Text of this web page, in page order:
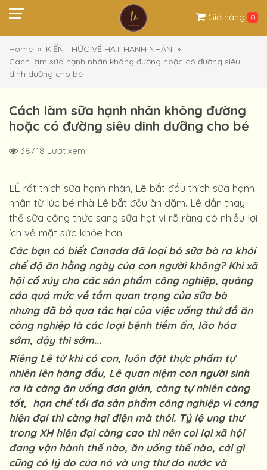
Giỏ hàng 0
Home
KIẾN THỨC VỀ HẠT HẠNH NHÂN
Cách làm sữa hạnh nhân không đường hoặc có đường siêu
dinh dưỡng cho bé
Cách làm sữa hạnh nhân không đường
hoặc có đường siêu dinh dưỡng cho bé
38718 Lượt xem
LÊ rất thích sữa hạnh nhân, Lê bắt đầu thích sữa hạnh
nhân từ lúc bé nhà Lê bắt đầu ăn dặm. Lê dần thay
thế sữa công thức sang sữa hạt vì rõ ràng có nhiều lợi
ích về mặt sức khỏe hơn.
Các bạn có biết Canada đã loại bỏ sữa bò ra khỏi
chế độ ăn hằng ngày của con người không? Khi xã
hội cổ xúy cho các sản phẩm công nghiệp, quảng
cáo quá mức về tầm quan trọng của sữa bò
nhưng đã bỏ qua tác hại của việc uống thứ đồ ăn
công nghiệp là các loại bệnh tiềm ẩn, lão hóa
sớm, dậy thì sớm...
Riêng Lê từ khi có con, luôn đặt thực phẩm tự
nhiên lên hàng đầu, Lê quan niệm con người sinh
ra là càng ăn uống đơn giản, càng tự nhiên càng
tốt, hạn chế tối đa sản phẩm công nghiệp vì càng
hiện đại thì càng hại điện mà thôi. Tỷ lệ ung thư
trong XH hiện đại càng cao thì nên coi lại xã hội
đang vận hành thế nào, ăn uống thế nào, cái gì
cũng có lý do của nó và ung thư do nước và